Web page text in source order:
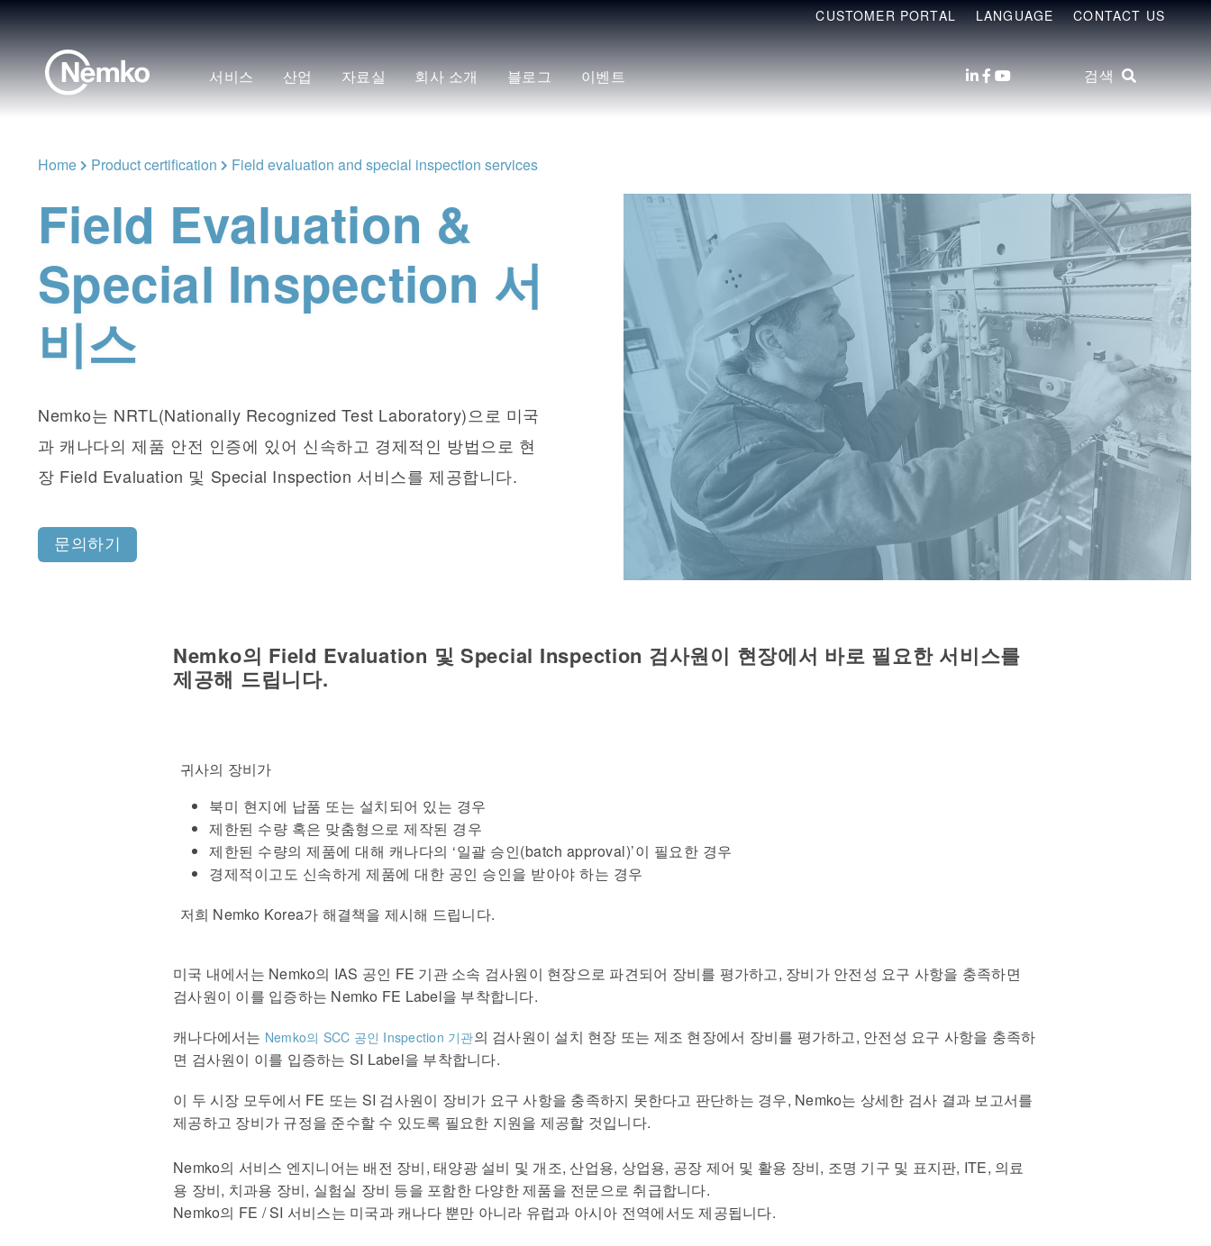
CUSTOMER PORTAL LANGUAGE CONTACT US
서비스 산업 자료실 회사 소개 블로그 이벤트 검색
Home Product certification Field evaluation and special inspection services
Field Evaluation &
Special Inspection 서
비스
Nemko는 NRTL(Nationally Recognized Test Laboratory)으로 미국
과 캐나다의 제품 안전 인증에 있어 신속하고 경제적인 방법으로 현
장 Field Evaluation 및 Special Inspection 서비스를 제공합니다.
문의하기
Nemko의 Field Evaluation 및 Special Inspection 검사원이 현장에서 바로 필요한 서비스를
제공해 드립니다.
귀사의 장비가
북미 현지에 납품 또는 설치되어 있는 경우
제한된 수량 혹은 맞춤형으로 제작된 경우
제한된 수량의 제품에 대해 캐나다의 ‘일괄 승인(batch approval)’이 필요한 경우
경제적이고도 신속하게 제품에 대한 공인 승인을 받아야 하는 경우
저희 Nemko Korea가 해결책을 제시해 드립니다.
미국 내에서는 Nemko의 IAS 공인 FE 기관 소속 검사원이 현장으로 파견되어 장비를 평가하고, 장비가 안전성 요구 사항을 충족하면
검사원이 이를 입증하는 Nemko FE Label을 부착합니다.
캐나다에서는 Nemko의 SCC 공인 Inspection 기관의 검사원이 설치 현장 또는 제조 현장에서 장비를 평가하고, 안전성 요구 사항을 충족하
면 검사원이 이를 입증하는 SI Label을 부착합니다.
이 두 시장 모두에서 FE 또는 SI 검사원이 장비가 요구 사항을 충족하지 못한다고 판단하는 경우, Nemko는 상세한 검사 결과 보고서를
제공하고 장비가 규정을 준수할 수 있도록 필요한 지원을 제공할 것입니다.
Nemko의 서비스 엔지니어는 배전 장비, 태양광 설비 및 개조, 산업용, 상업용, 공장 제어 및 활용 장비, 조명 기구 및 표지판, ITE, 의료
용 장비, 치과용 장비, 실험실 장비 등을 포함한 다양한 제품을 전문으로 취급합니다.
Nemko의 FE / SI 서비스는 미국과 캐나다 뿐만 아니라 유럽과 아시아 전역에서도 제공됩니다.